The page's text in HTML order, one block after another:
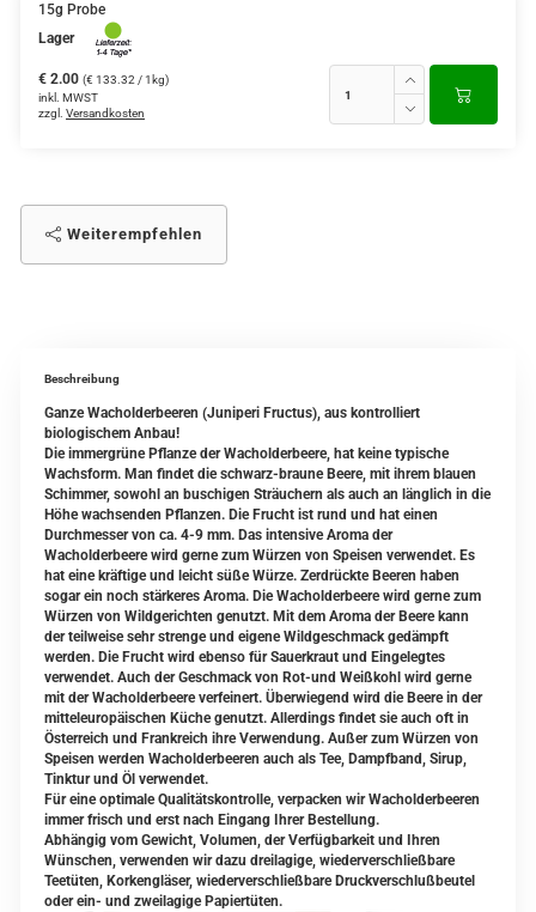
15g Probe
Lager
€ 2.00 (€ 133.32 / 1kg)
inkl. MWST
zzgl. Versandkosten
Weiterempfehlen
Beschreibung
Ganze Wacholderbeeren (Juniperi Fructus), aus kontrolliert
biologischem Anbau!
Die immergrüne Pflanze der Wacholderbeere, hat keine typische
Wachsform. Man findet die schwarz-braune Beere, mit ihrem blauen
Schimmer, sowohl an buschigen Sträuchern als auch an länglich in die
Höhe wachsenden Pflanzen. Die Frucht ist rund und hat einen
Durchmesser von ca. 4-9 mm. Das intensive Aroma der
Wacholderbeere wird gerne zum Würzen von Speisen verwendet. Es
hat eine kräftige und leicht süße Würze. Zerdrückte Beeren haben
sogar ein noch stärkeres Aroma. Die Wacholderbeere wird gerne zum
Würzen von Wildgerichten genutzt. Mit dem Aroma der Beere kann
der teilweise sehr strenge und eigene Wildgeschmack gedämpft
werden. Die Frucht wird ebenso für Sauerkraut und Eingelegtes
verwendet. Auch der Geschmack von Rot-und Weißkohl wird gerne
mit der Wacholderbeere verfeinert. Überwiegend wird die Beere in der
mitteleuropäischen Küche genutzt. Allerdings findet sie auch oft in
Österreich und Frankreich ihre Verwendung. Außer zum Würzen von
Speisen werden Wacholderbeeren auch als Tee, Dampfband, Sirup,
Tinktur und Öl verwendet.
Für eine optimale Qualitätskontrolle, verpacken wir Wacholderbeeren
immer frisch und erst nach Eingang Ihrer Bestellung.
Abhängig vom Gewicht, Volumen, der Verfügbarkeit und Ihren
Wünschen, verwenden wir dazu dreilagige, wiederverschließbare
Teetüten, Korkengläser, wiederverschließbare Druckverschlußbeutel
oder ein- und zweilagige Papiertüten.